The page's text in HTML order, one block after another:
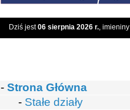
Dziś jest06 sierpnia 2026 r., imieniny
- Strona Główna
- Stałe działy